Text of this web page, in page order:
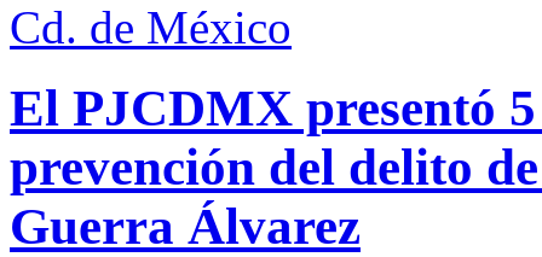
Cd. de México
El PJCDMX presentó
prevención del delito
Guerra Álvarez